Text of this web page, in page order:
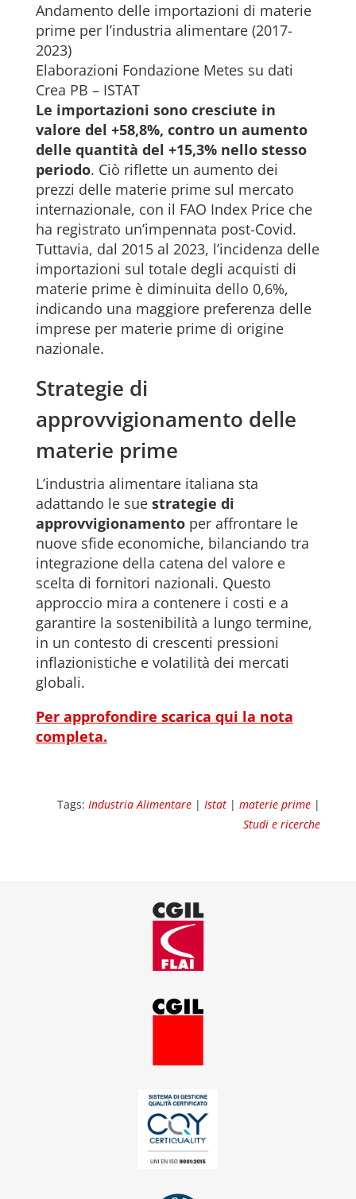
Andamento delle importazioni di materie
prime per l’industria alimentare (2017-
2023)
Elaborazioni Fondazione Metes su dati
Crea PB – ISTAT
Le importazioni sono cresciute in
valore del +58,8%, contro un aumento
delle quantità del +15,3% nello stesso
periodo. Ciò riflette un aumento dei
prezzi delle materie prime sul mercato
internazionale, con il FAO Index Price che
ha registrato un’impennata post-Covid.
Tuttavia, dal 2015 al 2023, l’incidenza delle
importazioni sul totale degli acquisti di
materie prime è diminuita dello 0,6%,
indicando una maggiore preferenza delle
imprese per materie prime di origine
nazionale.
Strategie di
approvvigionamento delle
materie prime
L’industria alimentare italiana sta
adattando le sue strategie di
approvvigionamentoper affrontare le
nuove sfide economiche, bilanciando tra
integrazione della catena del valore e
scelta di fornitori nazionali. Questo
approccio mira a contenere i costi e a
garantire la sostenibilità a lungo termine,
in un contesto di crescenti pressioni
inflazionistiche e volatilità dei mercati
globali.
Per approfondire scarica qui la nota
completa.
Tags:Industria Alimentare |Istat |materie prime |
Studi e ricerche